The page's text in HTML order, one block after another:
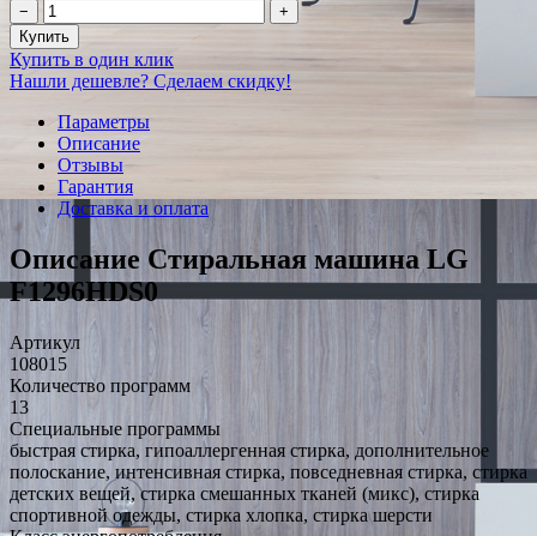
−
+
Купить
Купить в один клик
Нашли дешевле? Сделаем скидку!
Параметры
Описание
Отзывы
Гарантия
Доставка и оплата
Описание Стиральная машина LG
F1296HDS0
Артикул
108015
Количество программ
13
Специальные программы
быстрая стирка, гипоаллергенная стирка, дополнительное
полоскание, интенсивная стирка, повседневная стирка, стирка
детских вещей, стирка смешанных тканей (микс), стирка
спортивной одежды, стирка хлопка, стирка шерсти